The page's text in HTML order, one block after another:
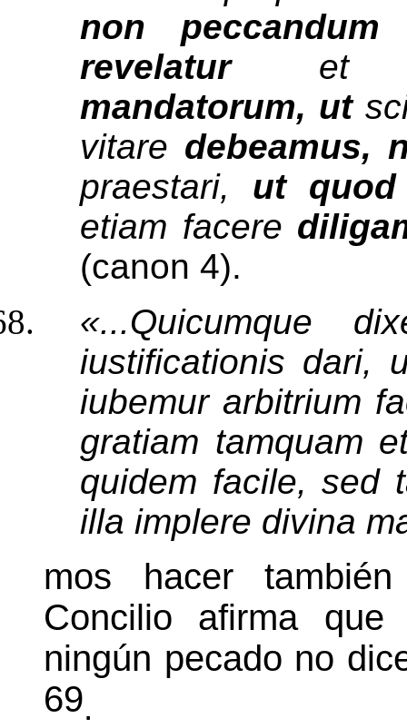
non
revelatur et
mandatorum, ut
vitare debeamus,
praestari, ut
etiam facere
(canon 4).
«...Quicumque
iustificationis dari,
iubemur arbitrium
gratiam tamquam
quidem facile, sed
illa implere divina
mos hacer
Concilio afirma
ningún pecado no
69.